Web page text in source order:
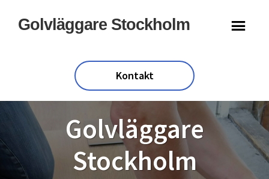
Golvläggare Stockholm
Kontakt
Golvläggare
Stockholm